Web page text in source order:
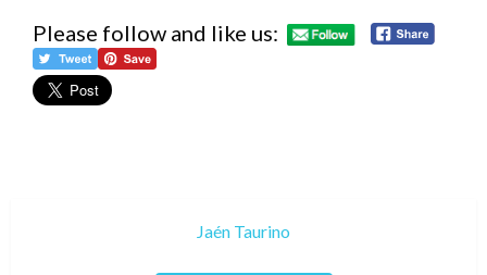
Please follow and like us:
Jaén Taurino